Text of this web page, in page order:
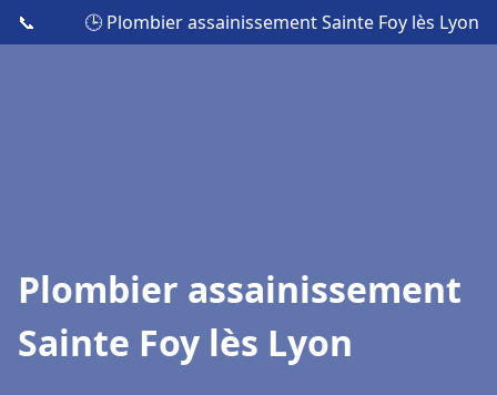
📞 🕒 Plombier assainissement Sainte Foy lès Lyon
Plombier assainissement
Sainte Foy lès Lyon